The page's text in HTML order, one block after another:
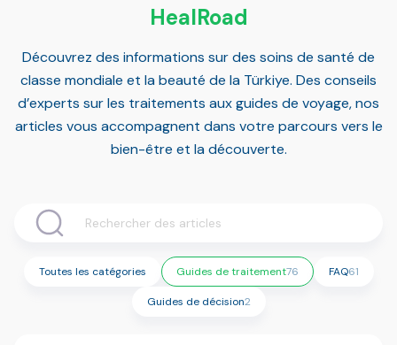
HealRoad
Découvrez des informations sur des soins de santé de
classe mondiale et la beauté de la Türkiye. Des conseils
d’experts sur les traitements aux guides de voyage, nos
articles vous accompagnent dans votre parcours vers le
bien-être et la découverte.
Toutes les catégories Guides de traitement76 FAQ61
Guides de décision2